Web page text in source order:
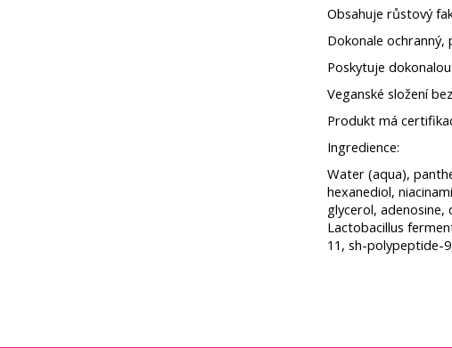
Obsahuje růstový
Dokonale
Poskytuje
Veganské složení
Produkt má
Ingredience:
Water (aqua),
hexanediol,
glycerol,
Lactobacillus
11, sh-polypeptide-